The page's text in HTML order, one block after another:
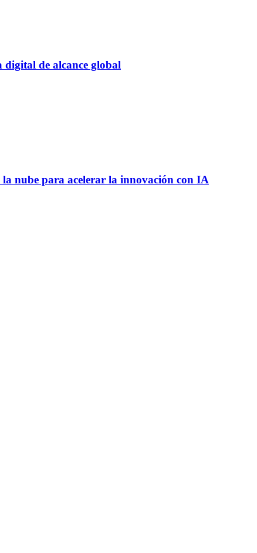
digital de alcance global
nube para acelerar la innovación con IA